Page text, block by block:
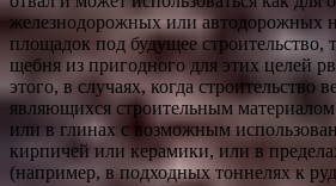
железнодорожных или автодорожных
площадок под будущее строительство,
щебня из пригодного для этих целей
этого, в случаях, когда строительство
являющихся строительным
или в глинах с возможным
кирпичей или керамики, или в
(например, в подходных тоннелях к